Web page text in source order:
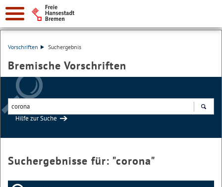
Vorschriften Suchergebnis
Bremische Vorschriften
Hilfe zur Suche
Suchergebnisse für: "corona"